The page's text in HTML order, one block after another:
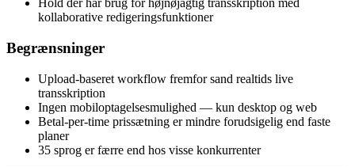
Hold der har brug for højnøjagtig transskription med
kollaborative redigeringsfunktioner
Begrænsninger
Upload-baseret workflow fremfor sand realtids live
transskription
Ingen mobiloptagelsesmulighed — kun desktop og web
Betal-per-time prissætning er mindre forudsigelig end faste
planer
35 sprog er færre end hos visse konkurrenter